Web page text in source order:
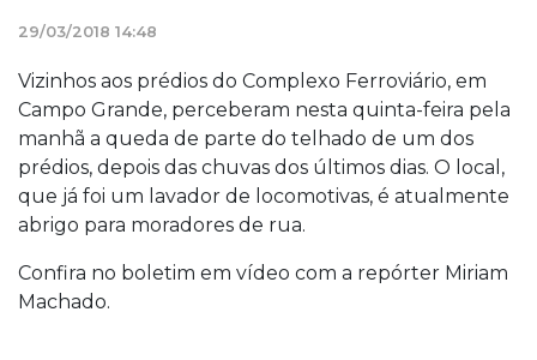
29/03/2018 14:48
Vizinhos aos prédios do Complexo Ferroviário, em
Campo Grande, perceberam nesta quinta-feira pela
manhã a queda de parte do telhado de um dos
prédios, depois das chuvas dos últimos dias. O local,
que já foi um lavador de locomotivas, é atualmente
abrigo para moradores de rua.
Confira no boletim em vídeo com a repórter Miriam
Machado.